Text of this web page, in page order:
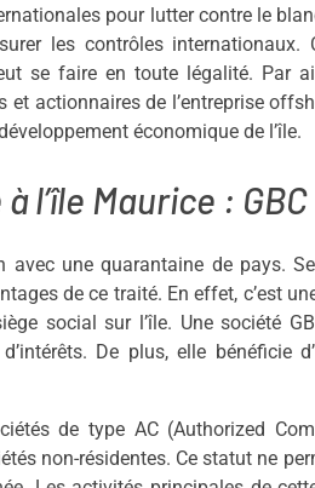
pour lutter contre le
les contrôles internationaux.
se faire en toute légalité. Par
actionnaires de l’entreprise
économique de l’île.
l’île Maurice : GBC
une quarantaine de pays.
de ce traité. En effet, c’est
social sur l’île. Une société
De plus, elle bénéficie
de type AC (Authorized
non-résidentes. Ce statut ne